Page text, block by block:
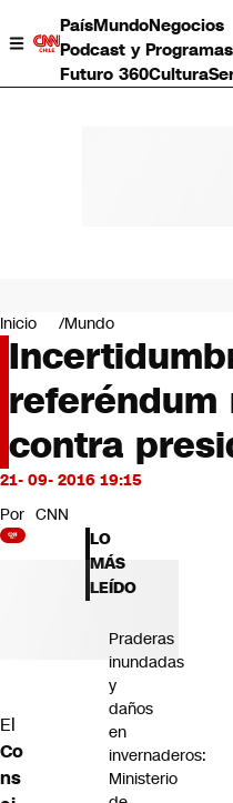
PaísMundoNegocios
Podcast y
Futuro 360Cultura
Negocios
Deportes
Programas completos
Cultura
Servicios
Bits
CNN tiempo
Futuro 360
Opinión
Inicio Mundo
referéndum
contra
21- 09- 2016 19:15
Por CNN
El
Co
ns
LO
MÁS
LEÍDO
Praderas
inundadas
y
daños
en
invernaderos:
Ministerio